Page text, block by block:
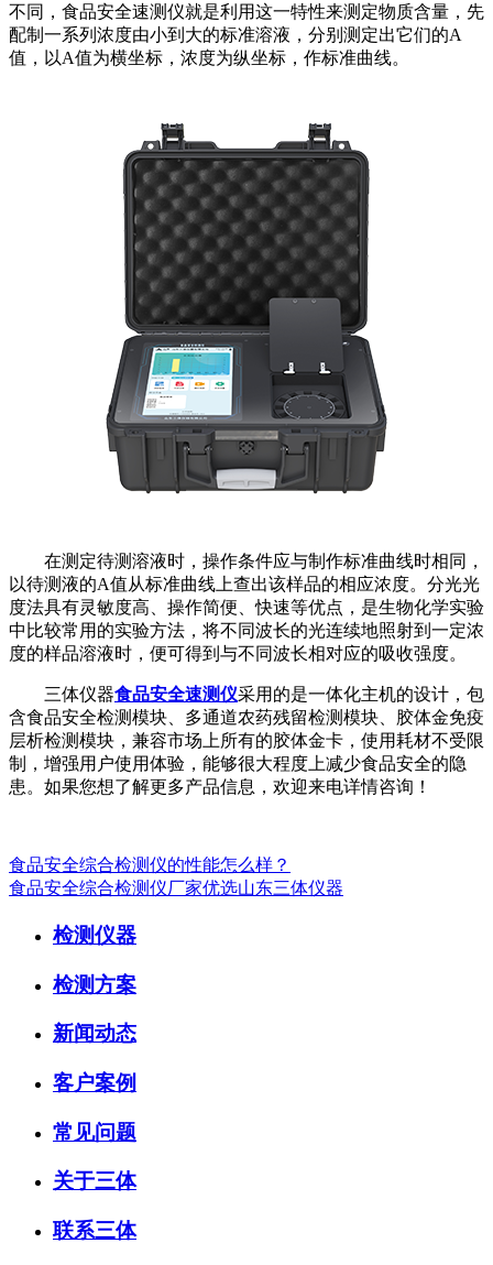
不同，食品安全速测仪就是利用这一特性来测定物质含量，先
配制一系列浓度由小到大的标准溶液，分别测定出它们的A
值，以A值为横坐标，浓度为纵坐标，作标准曲线。
在测定待测溶液时，操作条件应与制作标准曲线时相同，
以待测液的A值从标准曲线上查出该样品的相应浓度。分光光
度法具有灵敏度高、操作简便、快速等优点，是生物化学实验
中比较常用的实验方法，将不同波长的光连续地照射到一定浓
度的样品溶液时，便可得到与不同波长相对应的吸收强度。
三体仪器食品安全速测仪采用的是一体化主机的设计，包
含食品安全检测模块、多通道农药残留检测模块、胶体金免疫
层析检测模块，兼容市场上所有的胶体金卡，使用耗材不受限
制，增强用户使用体验，能够很大程度上减少食品安全的隐
患。如果您想了解更多产品信息，欢迎来电详情咨询！
食品安全综合检测仪的性能怎么样？
食品安全综合检测仪厂家优选山东三体仪器
检测仪器
检测方案
新闻动态
客户案例
常见问题
关于三体
联系三体